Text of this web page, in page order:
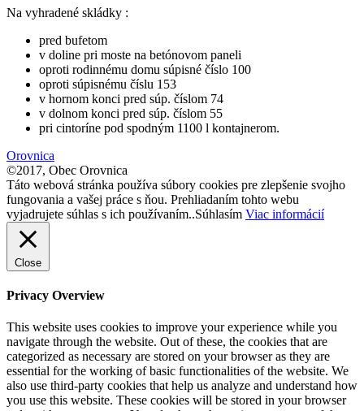
Na vyhradené skládky :
pred bufetom
v doline pri moste na betónovom paneli
oproti rodinnému domu súpisné číslo 100
oproti súpisnému číslu 153
v hornom konci pred súp. číslom 74
v dolnom konci pred súp. číslom 55
pri cintoríne pod spodným 1100 l kontajnerom.
Orovnica
©2017, Obec Orovnica
Táto webová stránka používa súbory cookies pre zlepšenie svojho
fungovania a vašej práce s ňou. Prehliadaním tohto webu
vyjadrujete súhlas s ich používaním..Súhlasím Viac informácií
Close
Privacy Overview
This website uses cookies to improve your experience while you
navigate through the website. Out of these, the cookies that are
categorized as necessary are stored on your browser as they are
essential for the working of basic functionalities of the website. We
also use third-party cookies that help us analyze and understand how
you use this website. These cookies will be stored in your browser